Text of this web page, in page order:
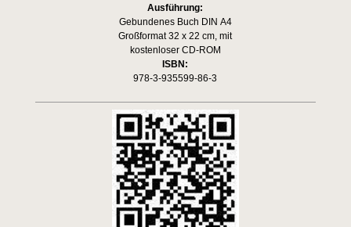
Ausführung:
Gebundenes Buch DIN A4
Großformat 32 x 22 cm, mit
kostenloser CD-ROM
ISBN:
978-3-935599-86-3